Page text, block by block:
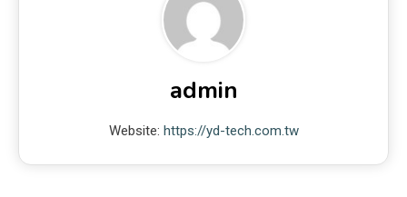
admin
Website: https://yd-tech.com.tw